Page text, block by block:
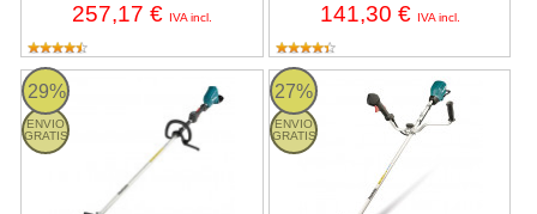
257,17 € IVA incl. 141,30 € IVA incl.
29%
ENVIO
GRATIS
Desbrozador Makita DUR368LZ BL 18Vx2 LXT asa tipo "D"
27%
ENVIO
GRATIS
Makita UR002GZ01 -